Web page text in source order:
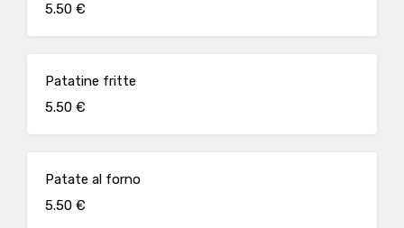
5.50 €
Patatine fritte
5.50 €
Patate al forno
5.50 €